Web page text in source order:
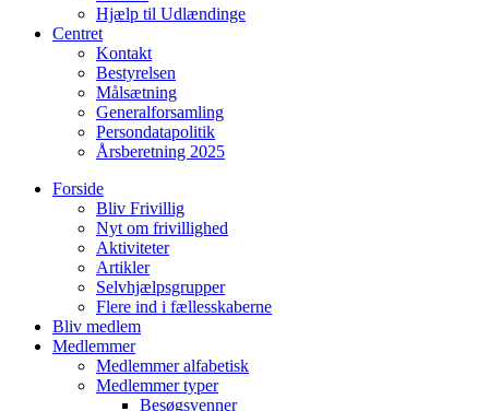
Hjælp til Udlændinge
Centret
Kontakt
Bestyrelsen
Målsætning
Generalforsamling
Persondatapolitik
Årsberetning 2025
Forside
Bliv Frivillig
Nyt om frivillighed
Aktiviteter
Artikler
Selvhjælpsgrupper
Flere ind i fællesskaberne
Bliv medlem
Medlemmer
Medlemmer alfabetisk
Medlemmer typer
Besøgsvenner